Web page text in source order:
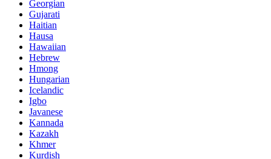
Georgian
Gujarati
Haitian
Hausa
Hawaiian
Hebrew
Hmong
Hungarian
Icelandic
Igbo
Javanese
Kannada
Kazakh
Khmer
Kurdish